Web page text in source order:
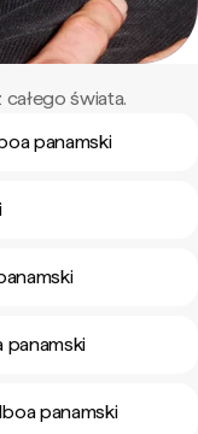
świata.
panamski
panamski
panamski